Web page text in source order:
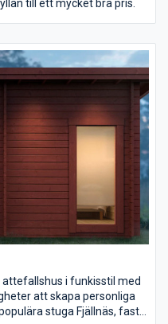
till ett mycket bra pris.
attefallshus i funkisstil med
att skapa personliga
stuga Fjällnäs, fast